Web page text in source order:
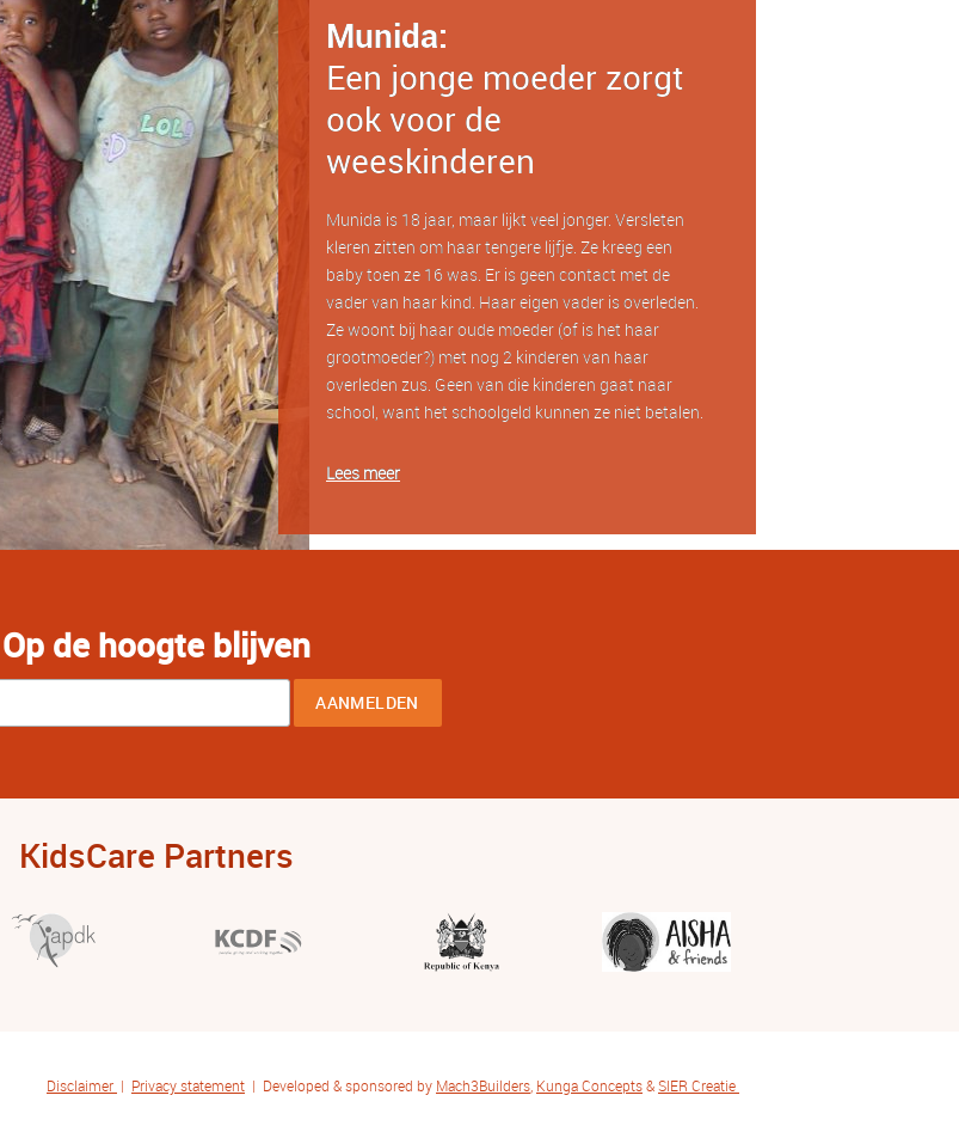
Munida:
Een jonge moeder zorgt
ook voor de
weeskinderen
Munida is 18 jaar, maar lijkt veel jonger. Versleten
kleren zitten om haar tengere lijfje. Ze kreeg een
baby toen ze 16 was. Er is geen contact met de
vader van haar kind. Haar eigen vader is overleden.
Ze woont bij haar oude moeder (of is het haar
grootmoeder?) met nog 2 kinderen van haar
overleden zus. Geen van die kinderen gaat naar
school, want het schoolgeld kunnen ze niet betalen.
Lees meer
Op de hoogte blijven
KidsCare Partners
Disclaimer | Privacy statement | Developed & sponsored by Mach3Builders Kunga Concepts&SIER Creatie